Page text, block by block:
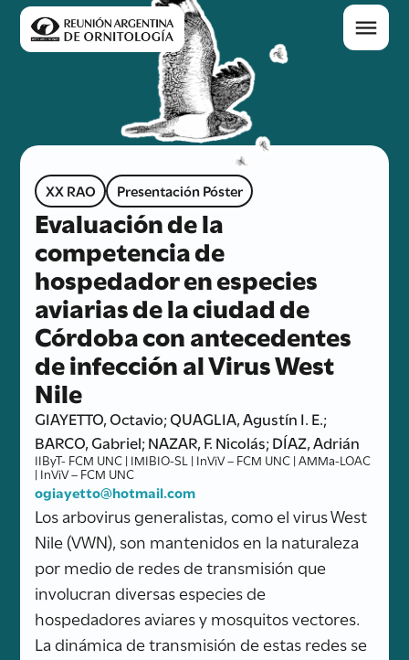
XX RAO Presentación Póster
Evaluación de la
competencia de
hospedador en especies
aviarias de la ciudad de
Córdoba con antecedentes
de infección al Virus West
Nile
GIAYETTO, Octavio; QUAGLIA, Agustín I. E.;
BARCO, Gabriel; NAZAR, F. Nicolás; DÍAZ, Adrián
IIByT- FCM UNC | IMIBIO-SL | InViV – FCM UNC | AMMa-LOAC
| InViV – FCM UNC
ogiayetto@hotmail.com
Los arbovirus generalistas, como el virus West
Nile (VWN), son mantenidos en la naturaleza
por medio de redes de transmisión que
involucran diversas especies de
hospedadores aviares y mosquitos vectores.
La dinámica de transmisión de estas redes se